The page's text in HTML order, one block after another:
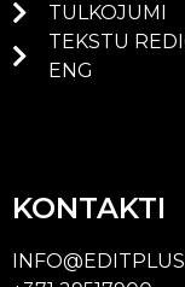
TULKOJUMI
TEKSTU
ENG
KONTAKTI